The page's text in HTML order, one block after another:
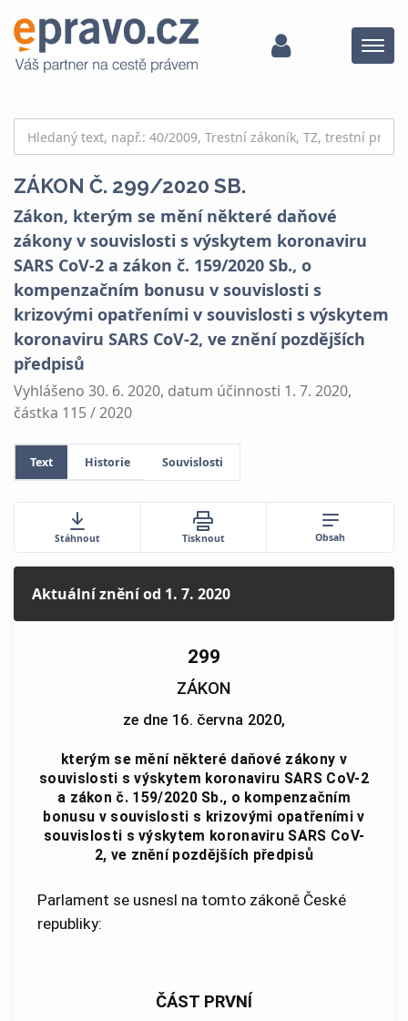
Menu
ZÁKON Č. 299/2020 SB.
Zákon, kterým se mění některé daňové
zákony v souvislosti s výskytem koronaviru
SARS CoV-2 a zákon č. 159/2020 Sb., o
kompenzačním bonusu v souvislosti s
krizovými opatřeními v souvislosti s výskytem
koronaviru SARS CoV-2, ve znění pozdějších
předpisů
Vyhlášeno 30. 6. 2020, datum účinnosti 1. 7. 2020,
částka 115 / 2020
Text Historie Souvislosti
Stáhnout Tisknout Obsah
Aktuální zněníod 1. 7. 2020
299
ZÁKON
ze dne 16. června 2020,
kterým se mění některé daňové zákony v
souvislosti s výskytem koronaviru SARS CoV-2
a zákon č. 159/2020 Sb., o kompenzačním
bonusu v souvislosti s krizovými opatřeními v
souvislosti s výskytem koronaviru SARS CoV-
2, ve znění pozdějších předpisů
Parlament se usnesl na tomto zákoně České
republiky:
ČÁST PRVNÍ